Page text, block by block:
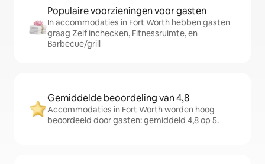
Populaire voorzieningen voor gasten
In accommodaties in Fort Worth hebben gasten
graag Zelf inchecken, Fitnessruimte, en
Barbecue/grill
Gemiddelde beoordeling van 4,8
Accommodaties in Fort Worth worden hoog
beoordeeld door gasten: gemiddeld 4,8 op 5.